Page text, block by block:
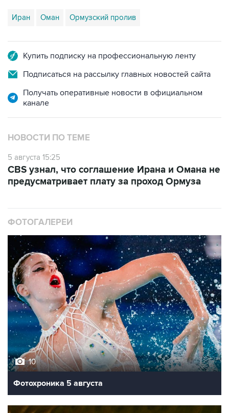
Иран Оман Ормузский пролив
Купить подписку на профессиональную ленту
Подписаться на рассылку главных новостей сайта
Получать оперативные новости в официальном
канале
НОВОСТИ ПО ТЕМЕ
5 августа 15:25
CBS узнал, что соглашение Ирана и Омана не
предусматривает плату за проход Ормуза
ФОТОГАЛЕРЕИ
10
Фотохроника 5 августа